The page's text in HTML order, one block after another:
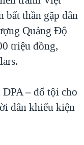
bất thần gặp dân
Quảng Độ
triệu đồng,
– đổ tội cho
dân khiếu kiện